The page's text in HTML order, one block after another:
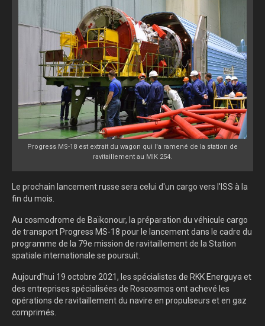
Progress MS-18 est extrait du wagon qui l'a ramené de la station de
ravitaillement au MIK 254.
Le prochain lancement russe sera celui d'un cargo vers l'ISS à la
fin du mois.
Au cosmodrome de Baïkonour, la préparation du véhicule cargo
de transport Progress MS-18 pour le lancement dans le cadre du
programme de la 79e mission de ravitaillement de la Station
spatiale internationale se poursuit.
Aujourd'hui 19 octobre 2021, les spécialistes de RKK Energuya et
des entreprises spécialisées de Roscosmos ont achevé les
opérations de ravitaillement du navire en propulseurs et en gaz
comprimés.